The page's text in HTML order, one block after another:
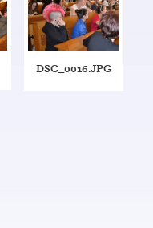
DSC_0016.JPG